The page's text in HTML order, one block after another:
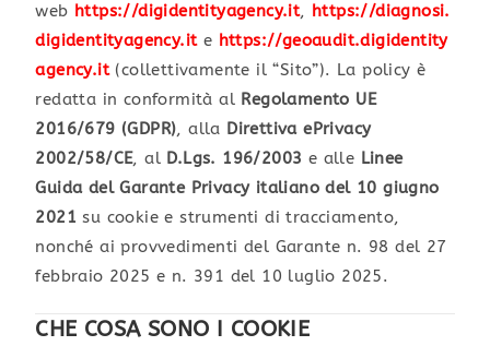
web https://digidentityagency.it, https://diagnosi.
digidentityagency.ite https://geoaudit.digidentity
agency.it(collettivamente il “Sito”). La policy è
redatta in conformità al Regolamento UE
2016/679 (GDPR), alla Direttiva ePrivacy
2002/58/CE, al D.Lgs. 196/2003 e alle Linee
Guida del Garante Privacy italiano del 10 giugno
2021 su cookie e strumenti di tracciamento,
nonché ai provvedimenti del Garante n. 98 del 27
febbraio 2025 e n. 391 del 10 luglio 2025.
CHE COSA SONO I COOKIE